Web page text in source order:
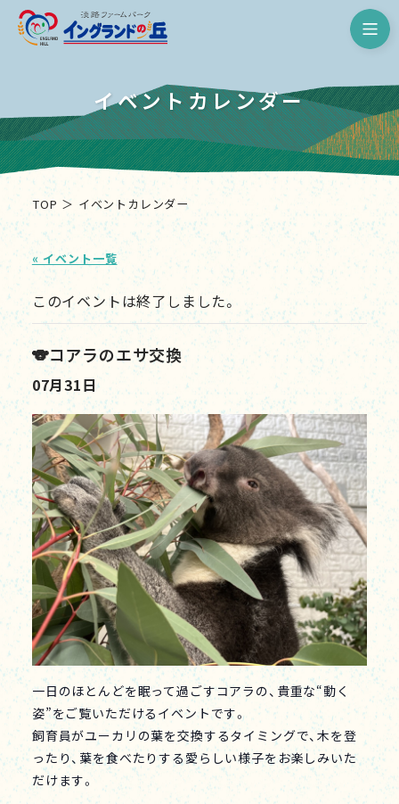
淡路ファームパーク イングラン
イベントカレンダー
TOP イベントカレンダー
« イベント一覧
このイベントは終了しました。
🐨コアラのエサ交換
07月31日
一日のほとんどを眠って過ごすコアラの、貴重な“動く
姿”をご覧いただけるイベントです。
飼育員がユーカリの葉を交換するタイミングで、木を登
ったり、葉を食べたりする愛らしい様子をお楽しみいた
だけます。